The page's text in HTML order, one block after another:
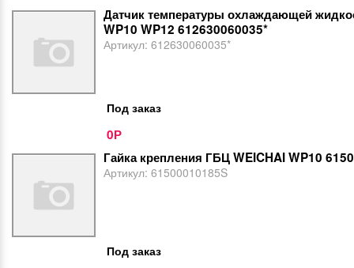
Датчик температуры охлаждающей
WP10 WP12 612630060035*
Артикул: 612630060035*
Под заказ
0Р
Гайка крепления ГБЦ WEICHAI WP10
Артикул: 61500010185S
Под заказ